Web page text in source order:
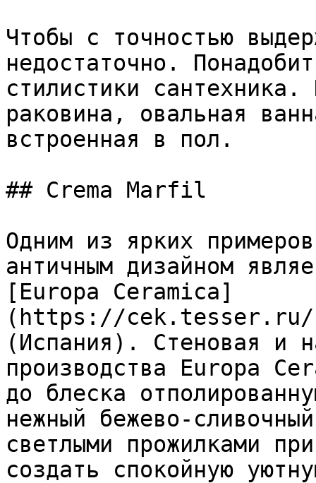
Чтобы с точностью
недостаточно.
стилистики
раковина, овальная
встроенная в пол.
## Crema Marfil
Одним из ярких
античным дизайном
[Europa Ceramica]
(https://cek.tesser.ru/
(Испания). Стеновая и
производства Europa
до блеска
нежный бежево-
светлыми прожилками
создать спокойную